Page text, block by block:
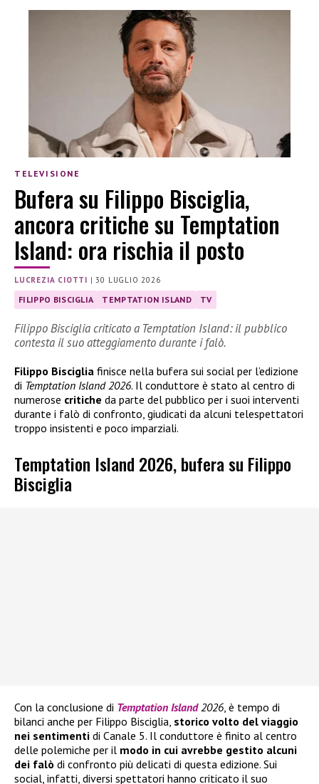
TELEVISIONE
Bufera su Filippo Bisciglia,
ancora critiche su Temptation
Island: ora rischia il posto
LUCREZIA CIOTTI |30 LUGLIO 2026
FILIPPO BISCIGLIA TEMPTATION ISLAND TV
Filippo Bisciglia criticato a Temptation Island: il pubblico
contesta il suo atteggiamento durante i falò.
Filippo Bisciglia finisce nella bufera sui social per l’edizione
di Temptation Island 2026. Il conduttore è stato al centro di
numerose critiche da parte del pubblico per i suoi interventi
durante i falò di confronto, giudicati da alcuni telespettatori
troppo insistenti e poco imparziali.
Temptation Island 2026, bufera su Filippo
Bisciglia
Con la conclusione di Temptation Island2026, è tempo di
bilanci anche per Filippo Bisciglia, storico volto del viaggio
nei sentimenti di Canale 5. Il conduttore è finito al centro
delle polemiche per il modo in cui avrebbe gestito alcuni
dei falò di confronto più delicati di questa edizione. Sui
social, infatti, diversi spettatori hanno criticato il suo